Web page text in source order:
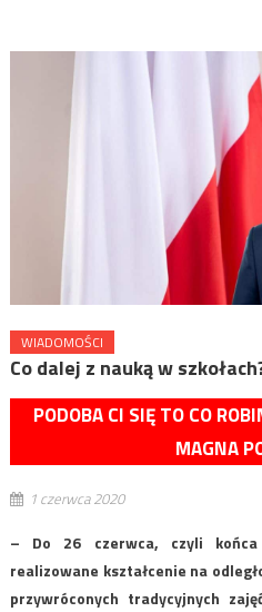
WIADOMOŚCI
Co dalej z nauką w
PODOBA CI SIĘ TO CO
MAGNA
1 czerwca 2020
– Do 26 czerwca, czyli końca
realizowane kształcenie na
przywróconych tradycyjnych